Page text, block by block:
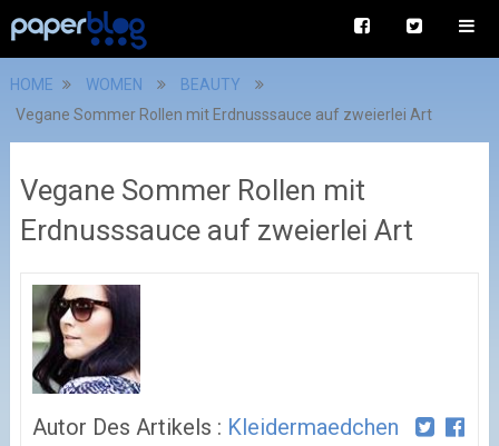
HOME WOMEN
BEAUTY
Vegane Sommer Rollen mit Erdnusssauce auf zweierlei Art
Vegane Sommer Rollen mit
Erdnusssauce auf zweierlei Art
Autor Des Artikels : Kleidermaedchen